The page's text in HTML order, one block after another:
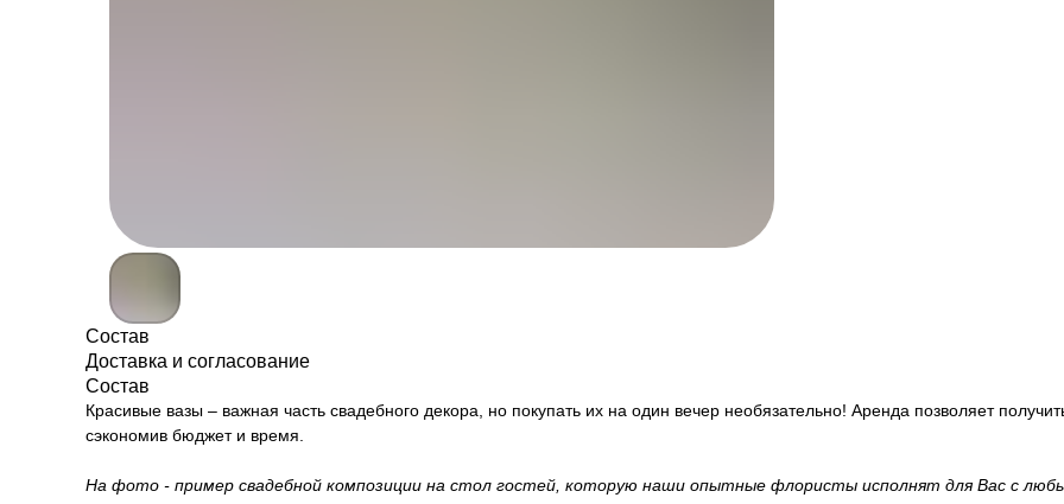
Состав
Доставка и согласование
Состав
Красивые вазы – важная часть свадебного декора, но покупать их на один вечер необязательно! Аренда позволяет
сэкономив бюджет и время.
На фото - пример свадебной композиции на стол гостей, которую наши опытные флористы исполнят для Вас с